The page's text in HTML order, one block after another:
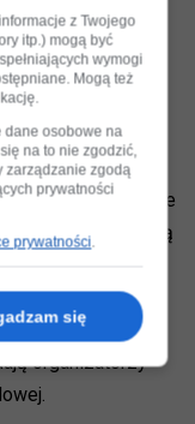
przy
i turystów
sztukę
artystów.
św. Józefa zostanie
które uświetnią
do
czy debata
organizatorzy
z Twojego
itp.) mogą być
wymogi
Mogą też
dane osobowe na
na to nie zgodzić,
zarządzanie zgodą
prywatności
prywatności.
się